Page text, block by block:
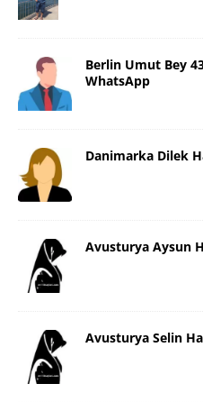
Berlin Umut Bey
WhatsApp
Danimarka Dilek
Avusturya Aysun
Avusturya Selin